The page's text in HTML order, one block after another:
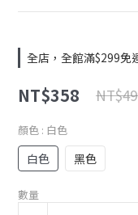
全店，全館滿$299免
NT$358
顏色 : 白色
白色 黑色
數量